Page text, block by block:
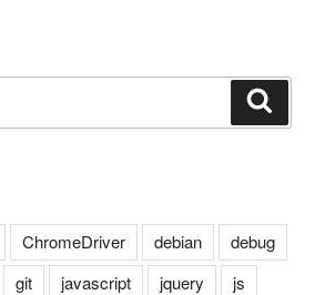
ChromeDriver debian
debug
git javascript jquery js